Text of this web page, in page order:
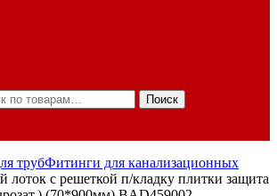
Поиск
трубФитинги для канализационных
лоток с решеткой п/кладку плитки защита